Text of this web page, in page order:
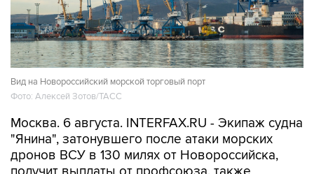
Вид на Новороссийский морской торговый порт
Фото: Алексей Зотов/ТАСС
Москва. 6 августа. INTERFAX.RU - Экипаж судна
"Янина", затонувшего после атаки морских
дронов ВСУ в 130 милях от Новороссийска,